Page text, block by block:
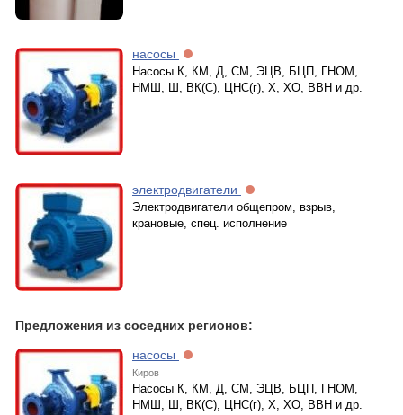
насосы
Насосы К, КМ, Д, СМ, ЭЦВ, БЦП, ГНОМ,
НМШ, Ш, ВК(С), ЦНС(г), Х, ХО, ВВН и др.
электродвигатели
Электродвигатели общепром, взрыв,
крановые, спец. исполнение
Предложения из соседних регионов:
насосы
Киров
Насосы К, КМ, Д, СМ, ЭЦВ, БЦП, ГНОМ,
НМШ, Ш, ВК(С), ЦНС(г), Х, ХО, ВВН и др.